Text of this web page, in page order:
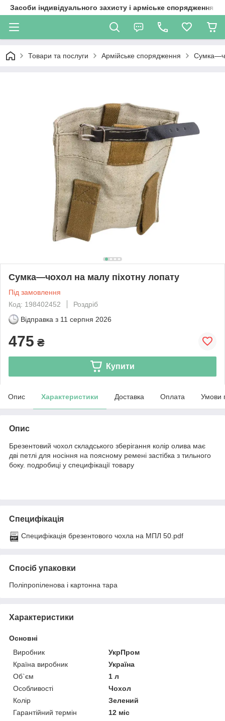
Засоби індивідуального захисту і арміське спорядження
Товари та послуги Армійське спорядження
Сумка—чохол на малу піхотну лопату
Під замовлення
Код: 198402452
Роздріб
Відправка з 11 серпня 2026
475 ₴
Купити
Опис Характеристики Доставка Оплата Умови
Опис
Брезентовий чохол складського зберігання колір олива має
дві петлі для носіння на поясному ремені застібка з тильного
боку. подробиці у специфікації товару
Специфікація
Специфікація брезентового чохла на МПЛ 50.pdf
Спосіб упаковки
Поліпропіленова і картонна тара
Характеристики
Основні
Виробник
УкрПром
Країна виробник
Україна
Об`єм
1 л
Особливості
Чохол
Колір
Зелений
Гарантійний термін
12 міс